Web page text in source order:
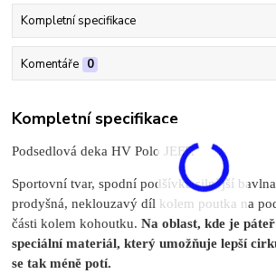
Kompletní specifikace
Komentáře 0
Kompletní specifikace
Podsedlová deka HV Polo JEFF.
Sportovní tvar, spodní podšívka silnější
prodyšná, neklouzavý díl kolem poutka na
části kolem kohoutku.Na oblast, kde je
speciální materiál, který umožňuje lepší
se tak méně potí.